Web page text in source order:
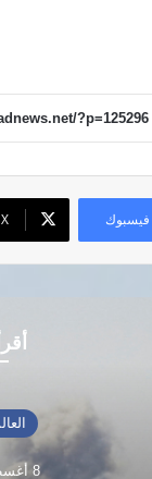
فيسبوك ‫X
8 أغسطس، 2026